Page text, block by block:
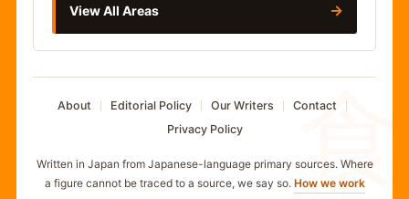
食
View All Areas →
About Editorial Policy Our Writers
Contact
Privacy Policy
Written in Japan from Japanese-language primary sources. Where
a figure cannot be traced to a source, we say so. How we work